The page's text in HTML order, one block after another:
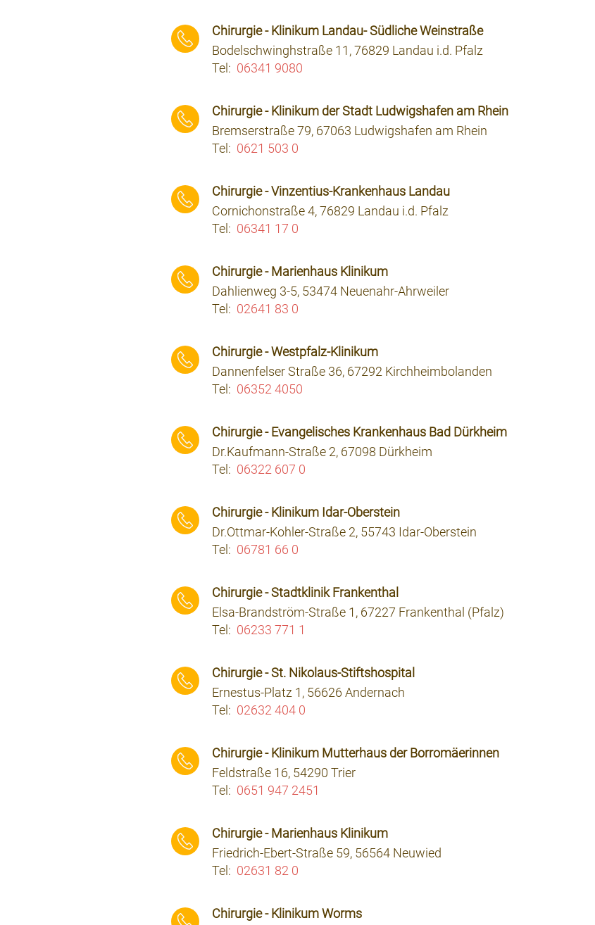
Chirurgie - Klinikum Landau- Südliche Weinstraße
Bodelschwinghstraße 11, 76829 Landau i.d. Pfalz
Tel: 06341 9080
Chirurgie - Klinikum der Stadt Ludwigshafen am Rhein
Bremserstraße 79, 67063 Ludwigshafen am Rhein
Tel: 0621 503 0
Chirurgie - Vinzentius-Krankenhaus Landau
Cornichonstraße 4, 76829 Landau i.d. Pfalz
Tel: 06341 17 0
Chirurgie - Marienhaus Klinikum
Dahlienweg 3-5, 53474 Neuenahr-Ahrweiler
Tel: 02641 83 0
Chirurgie - Westpfalz-Klinikum
Dannenfelser Straße 36, 67292 Kirchheimbolanden
Tel: 06352 4050
Chirurgie - Evangelisches Krankenhaus Bad Dürkheim
Dr.Kaufmann-Straße 2, 67098 Dürkheim
Tel: 06322 607 0
Chirurgie - Klinikum Idar-Oberstein
Dr.Ottmar-Kohler-Straße 2, 55743 Idar-Oberstein
Tel: 06781 66 0
Chirurgie - Stadtklinik Frankenthal
Elsa-Brandström-Straße 1, 67227 Frankenthal (Pfalz)
Tel: 06233 771 1
Chirurgie - St. Nikolaus-Stiftshospital
Ernestus-Platz 1, 56626 Andernach
Tel: 02632 404 0
Chirurgie - Klinikum Mutterhaus der Borromäerinnen
Feldstraße 16, 54290 Trier
Tel: 0651 947 2451
Chirurgie - Marienhaus Klinikum
Friedrich-Ebert-Straße 59, 56564 Neuwied
Tel: 02631 82 0
Chirurgie - Klinikum Worms